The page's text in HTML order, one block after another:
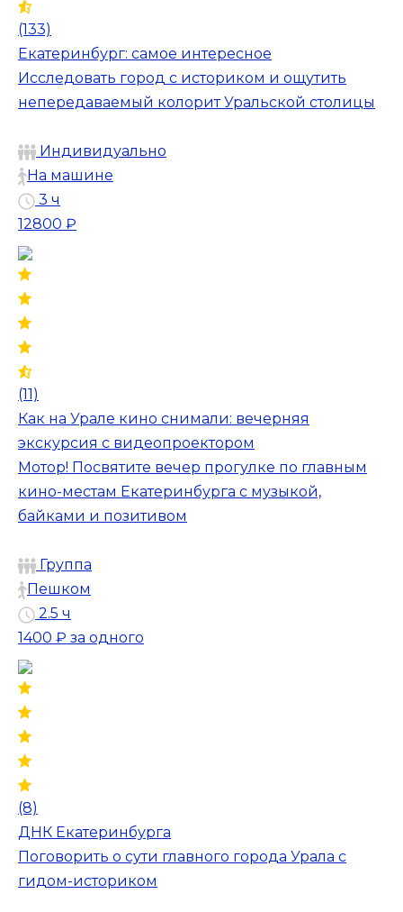
(133)
Екатеринбург: самое интересное
Исследовать город с историком и ощутить
непередаваемый колорит Уральской столицы
Индивидуально
На машине
3 ч
12800 ₽
(11)
Как на Урале кино снимали: вечерняя
экскурсия с видеопроектором
Мотор! Посвятите вечер прогулке по главным
кино-местам Екатеринбурга с музыкой,
байками и позитивом
Группа
Пешком
2.5 ч
1400 ₽ за одного
(8)
ДНК Екатеринбурга
Поговорить о сути главного города Урала с
гидом-историком